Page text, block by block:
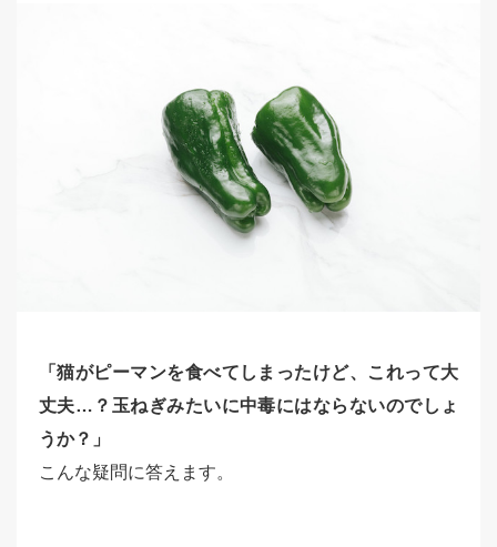
「猫がピーマンを食べてしまったけど、これって大
丈夫…？玉ねぎみたいに中毒にはならないのでしょ
うか？」
こんな疑問に答えます。